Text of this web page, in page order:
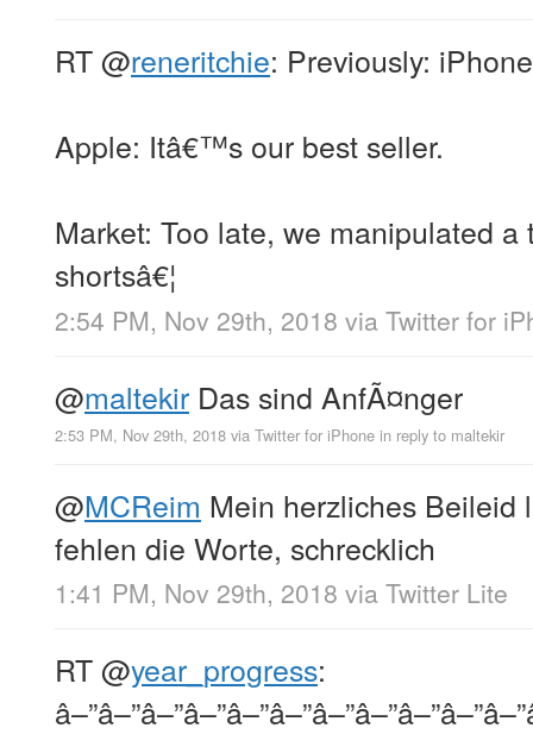
RT@reneritchie: Previously:
Apple: Itâ€™s our best seller.
Market: Too late, we manipulated a
shortsâ€¦
2:54 PM, Nov 29th, 2018 via Twitter for
@maltekir Das sind AnfÃ¤nger
2:53 PM, Nov 29th, 2018 via Twitter for iPhone in reply to maltekir
@MCReim Mein herzliches Beileid
fehlen die Worte, schrecklich
1:41 PM, Nov 29th, 2018 via Twitter Lite
RT@year_progress: